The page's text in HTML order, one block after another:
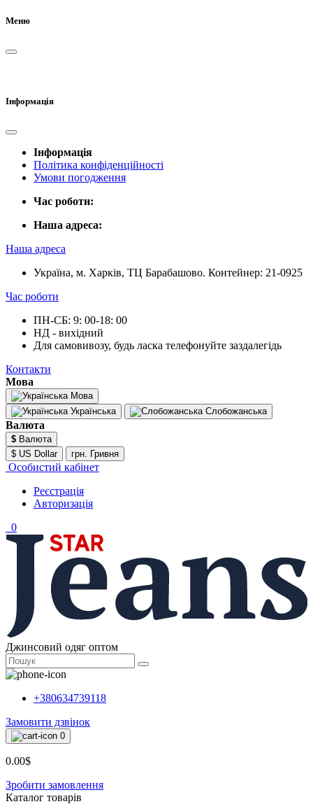
Меню
Інформація
Інформація
Політика конфіденційності
Умови погодження
Час роботи:
Наша адреса:
Наша адреса
Україна, м. Харків, ТЦ Барабашово. Контейнер: 21-0925
Час роботи
ПН-СБ: 9: 00-18: 00
НД - вихідний
Для самовивозу, будь ласка телефонуйте заздалегідь
Контакти
Мова
Мова
Українська
Слобожанська
Валюта
$ Валюта
$ US Dollar
грн. Гривня
Особистий кабінет
Реєстрація
Авторизація
0
Джинсовий одяг оптом
+380634739118
Замовити дзвінок
0
0.00$
Зробити замовлення
Каталог товарiв